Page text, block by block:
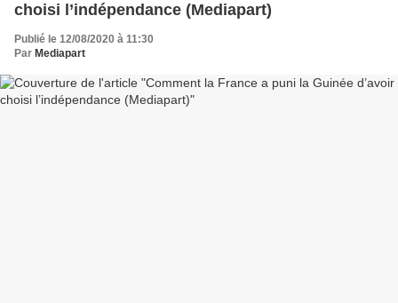
choisi l’indépendance (Mediapart)
Publié le 12/08/2020 à 11:30
Par Mediapart